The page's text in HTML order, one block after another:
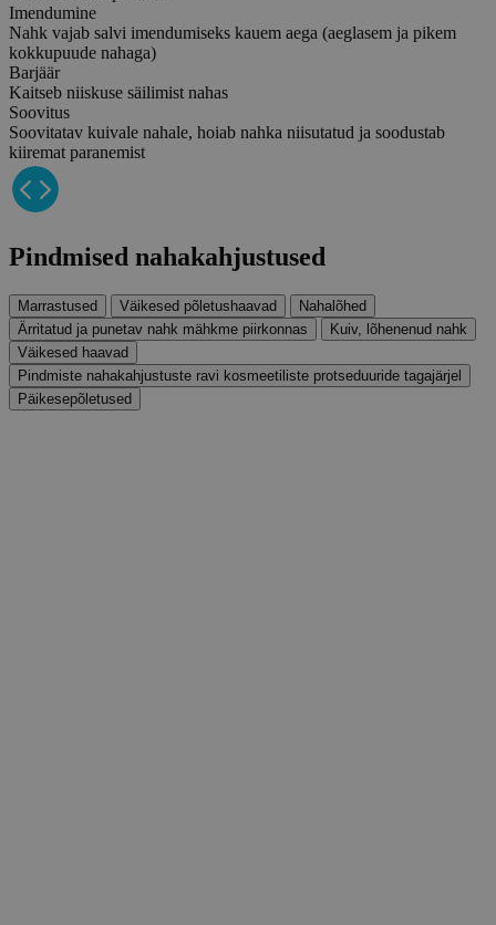
Imendumine
Nahk vajab salvi imendumiseks kauem aega (aeglasem ja pikem
kokkupuude nahaga)
Barjäär
Kaitseb niiskuse säilimist nahas
Soovitus
Soovitatav kuivale nahale, hoiab nahka niisutatud ja soodustab
kiiremat paranemist
Pindmised nahakahjustused
Marrastused Väikesed põletushaavad
Nahalõhed
Ärritatud ja punetav nahk mähkme piirkonnas
Kuiv, lõhenenud nahk
Väikesed haavad
Pindmiste nahakahjustuste ravi kosmeetiliste protseduuride tagajärjel
Päikesepõletused